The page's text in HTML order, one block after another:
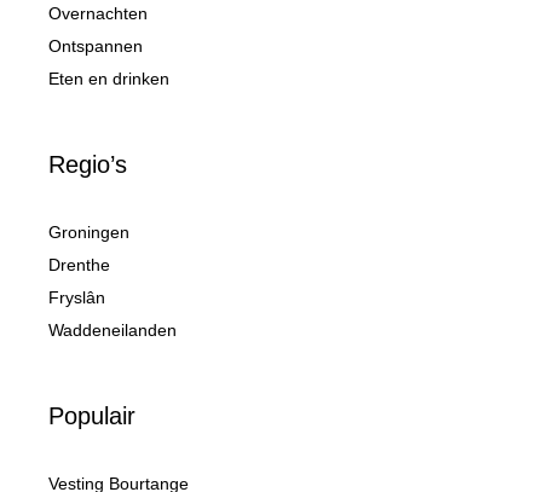
Overnachten
Ontspannen
Eten en drinken
Regio’s
Groningen
Drenthe
Fryslân
Waddeneilanden
Populair
Vesting Bourtange